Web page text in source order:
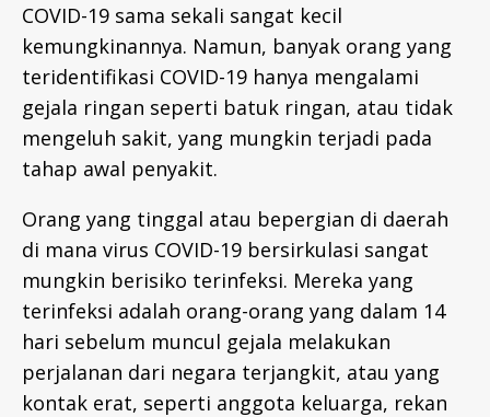
COVID-19 sama sekali sangat kecil
kemungkinannya. Namun, banyak orang yang
teridentifikasi COVID-19 hanya mengalami
gejala ringan seperti batuk ringan, atau tidak
mengeluh sakit, yang mungkin terjadi pada
tahap awal penyakit.
Orang yang tinggal atau bepergian di daerah
di mana virus COVID-19 bersirkulasi sangat
mungkin berisiko terinfeksi. Mereka yang
terinfeksi adalah orang-orang yang dalam 14
hari sebelum muncul gejala melakukan
perjalanan dari negara terjangkit, atau yang
kontak erat, seperti anggota keluarga, rekan